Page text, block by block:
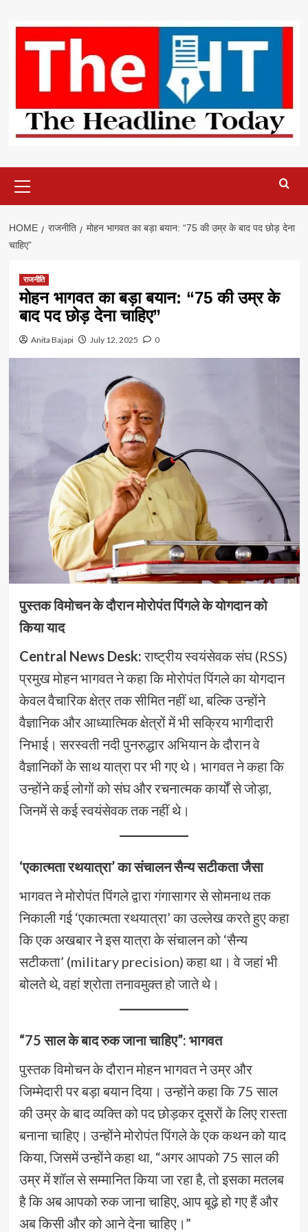
content
Menu
HOME राजनीति
मोहन भागवत का बड़ा बयान: “75 की उम्र के बाद पद छोड़ देना
चाहिए”
राजनीति
मोहन भागवत का बड़ा बयान: “75 की उम्र के
बाद पद छोड़ देना चाहिए”
Anita Bajapi July 12, 2025 0
पुस्तक विमोचन के दौरान मोरोपंत पिंगले के योगदान को
किया याद
Central News Desk:राष्ट्रीय स्वयंसेवक संघ (RSS)
प्रमुख मोहन भागवत ने कहा कि मोरोपंत पिंगले का योगदान
केवल वैचारिक क्षेत्र तक सीमित नहीं था, बल्कि उन्होंने
वैज्ञानिक और आध्यात्मिक क्षेत्रों में भी सक्रिय भागीदारी
निभाई। सरस्वती नदी पुनरुद्धार अभियान के दौरान वे
वैज्ञानिकों के साथ यात्रा पर भी गए थे। भागवत ने कहा कि
उन्होंने कई लोगों को संघ और रचनात्मक कार्यों से जोड़ा,
जिनमें से कई स्वयंसेवक तक नहीं थे।
‘एकात्मता रथयात्रा’ का संचालन सैन्य सटीकता जैसा
भागवत ने मोरोपंत पिंगले द्वारा गंगासागर से सोमनाथ तक
निकाली गई ‘एकात्मता रथयात्रा’ का उल्लेख करते हुए कहा
कि एक अखबार ने इस यात्रा के संचालन को ‘सैन्य
सटीकता’ (military precision) कहा था। वे जहां भी
बोलते थे, वहां श्रोता तनावमुक्त हो जाते थे।
“75 साल के बाद रुक जाना चाहिए”: भागवत
पुस्तक विमोचन के दौरान मोहन भागवत ने उम्र और
जिम्मेदारी पर बड़ा बयान दिया। उन्होंने कहा कि 75 साल
की उम्र के बाद व्यक्ति को पद छोड़कर दूसरों के लिए रास्ता
बनाना चाहिए। उन्होंने मोरोपंत पिंगले के एक कथन को याद
किया, जिसमें उन्होंने कहा था, “अगर आपको 75 साल की
उम्र में शॉल से सम्मानित किया जा रहा है, तो इसका मतलब
है कि अब आपको रुक जाना चाहिए, आप बूढ़े हो गए हैं और
अब किसी और को आने देना चाहिए।”